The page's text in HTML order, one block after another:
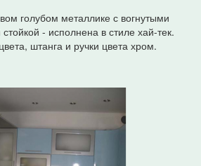
голубом металлике с вогнутыми
- исполнена в стиле хай-тек.
штанга и ручки цвета хром.